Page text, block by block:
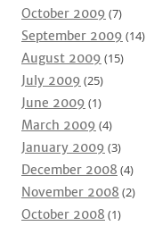
October 2009 (7)
September 2009 (14)
August 2009 (15)
July 2009 (25)
June 2009 (1)
March 2009 (4)
January 2009 (3)
December 2008 (4)
November 2008 (2)
October 2008 (1)